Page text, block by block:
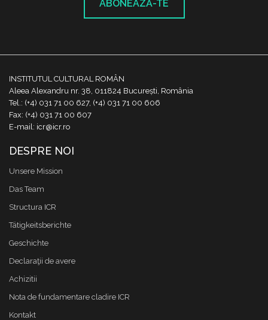
ABONEAZĂ-TE
INSTITUTUL CULTURAL ROMÂN
Aleea Alexandru nr. 38, 011824 București, România
Tel.: (+4) 031 71 00 627, (+4) 031 71 00 606
Fax: (+4) 031 71 00 607
E-mail: icr@icr.ro
DESPRE NOI
Unsere Mission
Das Team
Structura ICR
Tätigkeitsberichte
Geschichte
Declaraţii de avere
Achizitii
Nota de fundamentare cladire ICR
Kontakt